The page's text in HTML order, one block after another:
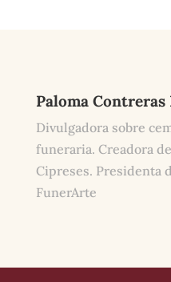
Paloma Contreras
Divulgadora sobre
funeraria. Creadora
Cipreses. Presidenta
FunerArte